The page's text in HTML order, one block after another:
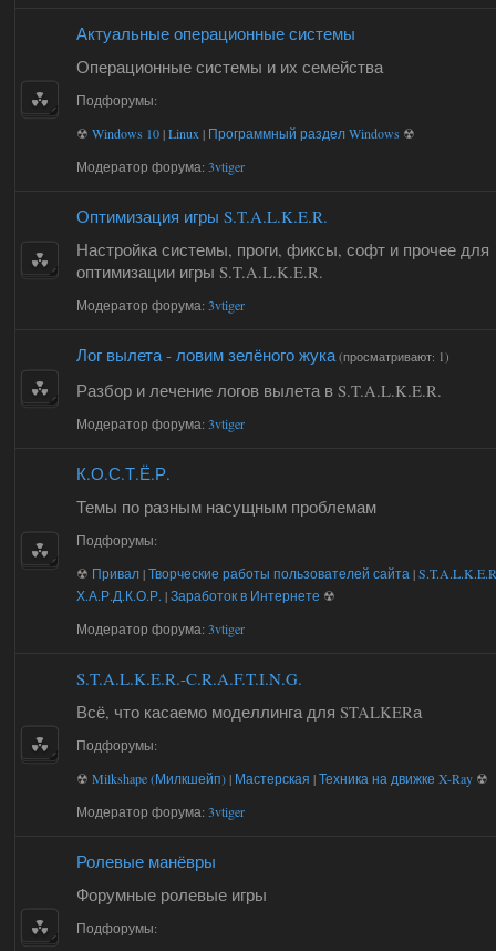
Актуальные операционные системы
Операционные системы и их семейства
Подфорумы:
☢ Windows 10|Linux | Программный раздел Windows ☢
Модератор форума: 3vtiger
Оптимизация игры S.T.A.L.K.E.R.
Настройка системы, проги, фиксы, софт и прочее для
оптимизации игры S.T.A.L.K.E.R.
Модератор форума: 3vtiger
Лог вылета - ловим зелёного жука (просматривают: 1)
Разбор и лечение логов вылета в S.T.A.L.K.E.R.
Модератор форума: 3vtiger
К.О.С.Т.Ё.Р.
Темы по разным насущным проблемам
Подфорумы:
☢ Привал|Творческие работы пользователей сайта |
Х.А.Р.Д.К.О.Р. |Заработок в Интернете ☢
Модератор форума: 3vtiger
S.T.A.L.K.E.R.-C.R.A.F.T.I.N.G.
Всё, что касаемо моделлинга для STALKERа
Подфорумы:
☢ Milkshape (Милкшейп)| Мастерская |Техника на движке X-Ray ☢
Модератор форума: 3vtiger
Ролевые манёвры
Форумные ролевые игры
Подфорумы: